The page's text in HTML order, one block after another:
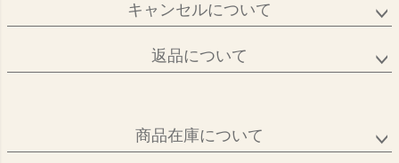
キャンセルについて
返品について
商品在庫について